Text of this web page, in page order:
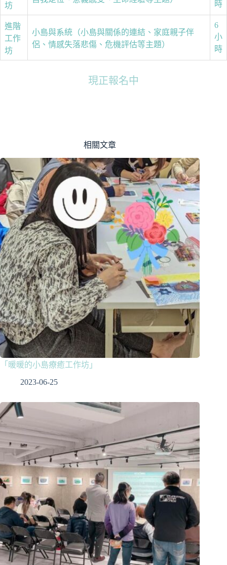
坊
時
進階
工作
坊
小島與系統（小島與關係的連結、家庭親子伴
侶、情感失落悲傷、危機評估等主題）
6
小
時
現正報名中
相關文章
「暖暖的小島療癒工作坊」
2023-06-25